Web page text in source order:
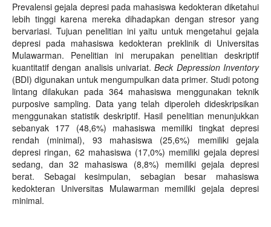
Prevalensi gejala depresi pada mahasiswa kedokteran diketahui
lebih tinggi karena mereka dihadapkan dengan stresor yang
bervariasi. Tujuan penelitian ini yaitu untuk mengetahui gejala
depresi pada mahasiswa kedokteran preklinik di Universitas
Mulawarman. Penelitian ini merupakan penelitian deskriptif
kuantitatif dengan analisis univariat.Beck Depression Inventory
(BDI) digunakan untuk mengumpulkan data primer. Studi potong
lintang dilakukan pada 364 mahasiswa menggunakan teknik
purposive sampling. Data yang telah diperoleh dideskripsikan
menggunakan statistik deskriptif. Hasil penelitian menunjukkan
sebanyak 177 (48,6%) mahasiswa memiliki tingkat depresi
rendah (minimal), 93 mahasiswa (25,6%) memiliki gejala
depresi ringan, 62 mahasiswa (17,0%) memiliki gejala depresi
sedang, dan 32 mahasiswa (8,8%) memiliki gejala depresi
berat. Sebagai kesimpulan, sebagian besar mahasiswa
kedokteran Universitas Mulawarman memiliki gejala depresi
minimal.